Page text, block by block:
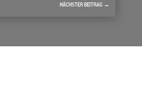
NÄCHSTER BEITRAG →